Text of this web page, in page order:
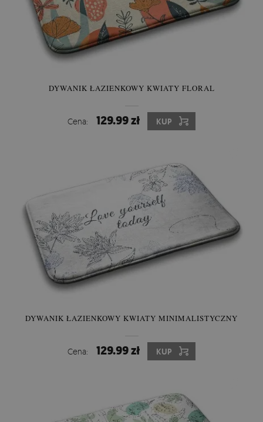
DYWANIK ŁAZIENKOWY KWIATY FLORAL
Cena: 129.99 zł KUP
DYWANIK ŁAZIENKOWY KWIATY MINIMALISTYCZNY
Cena: 129.99 zł KUP